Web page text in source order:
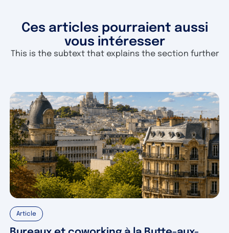
Ces articles pourraient aussi
vous intéresser
This is the subtext that explains the section further
Article